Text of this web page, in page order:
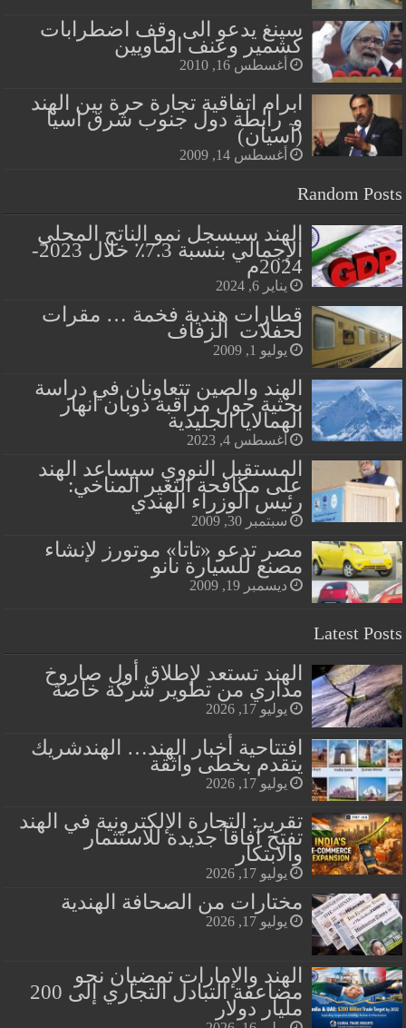
سينغ يدعو الى وقف اضطرابات
كشمير وعنف الماويين
أغسطس 16, 2010
ابرام اتفاقية تجارة حرة بين الهند
و رابطة دول جنوب شرق اسيا
(آسيان)
أغسطس 14, 2009
Random Posts
الهند سيسجل نمو الناتج المحلي
الإجمالي بنسبة 7.3٪ خلال 2023-
2024م
يناير 6, 2024
قطارات هندية فخمة … مقرات
لحفلات الزفاف
يوليو 1, 2009
الهند والصين تتعاونان في دراسة
بحثية حول مراقبة ذوبان أنهار
الهمالايا الجليدية
أغسطس 4, 2023
المستقبل النووي سيساعد الهند
على مكافحة التغير المناخي:
رئيس الوزراء الهندي
سبتمبر 30, 2009
مصر تدعو «تاتا» موتورز لإنشاء
مصنع للسيارة نانو
ديسمبر 19, 2009
Latest Posts
الهند تستعد لإطلاق أول صاروخ
مداري من تطوير شركة خاصة
يوليو 17, 2026
افتتاحية أخبار الهند… الهندشريك
يتقدم بخطى واثقة
يوليو 17, 2026
تقرير: التجارة الإلكترونية في الهند
تفتح آفاقاً جديدة للاستثمار
والابتكار
يوليو 17, 2026
مختارات من الصحافة الهندية
يوليو 17, 2026
الهند والإمارات تمضيان نحو
مضاعفة التبادل التجاري إلى 200
مليار دولار